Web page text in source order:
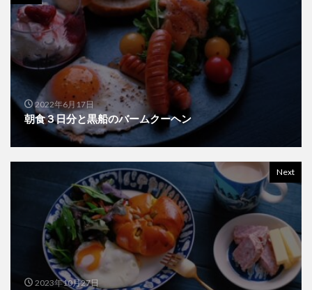
2022年6月17日
朝食３日分と黒船のバームクーヘン
Next
2023年10月27日